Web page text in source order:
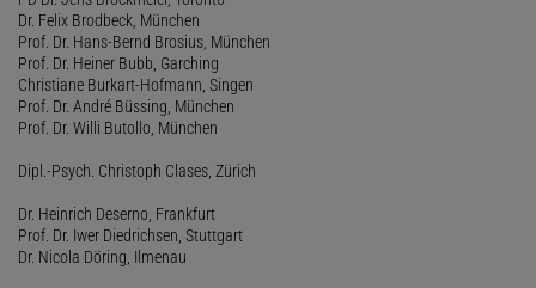
Dr. Felix Brodbeck, München
Prof. Dr. Hans-Bernd Brosius, München
Prof. Dr. Heiner Bubb, Garching
Christiane Burkart-Hofmann, Singen
Prof. Dr. André Büssing, München
Prof. Dr. Willi Butollo, München
Dipl.-Psych. Christoph Clases, Zürich
Dr. Heinrich Deserno, Frankfurt
Prof. Dr. Iwer Diedrichsen, Stuttgart
Dr. Nicola Döring, Ilmenau